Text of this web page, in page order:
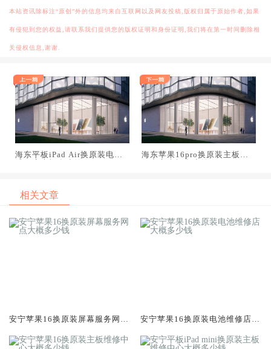
本站资讯除标注“原创”外的信息均来自互联网以及网友投稿,版权归属于原始作者,如果
有侵犯到您的权益,请联系我们提供您的版权证明和身份证明,我们将在第一时间删除相
关侵权信息,谢谢.
海东平板iPad Air换原装电池
海东苹果16pro换原装主板维
相关文章
安宁苹果16换原装屏幕服务网点
安宁苹果16换原装电池维修店大